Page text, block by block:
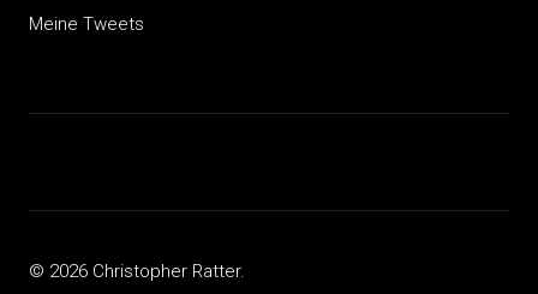
Meine Tweets
© 2026 Christopher Ratter.